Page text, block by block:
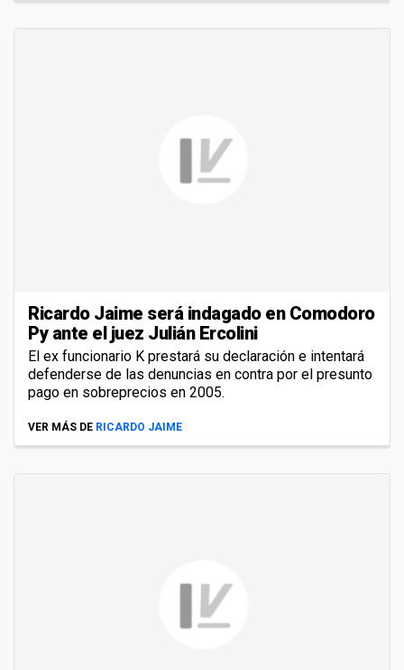
Ricardo Jaime será indagado en Comodoro
Py ante el juez Julián Ercolini
El ex funcionario K prestará su declaración e intentará
defenderse de las denuncias en contra por el presunto
pago en sobreprecios en 2005.
VER MÁS DE RICARDO JAIME